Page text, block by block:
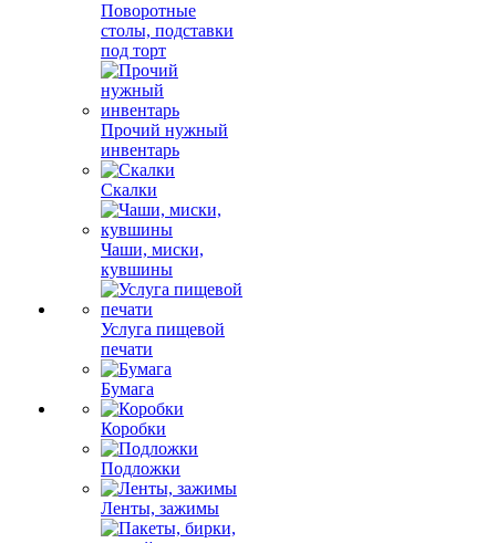
Поворотные
столы, подставки
под торт
Прочий нужный
инвентарь
Скалки
Чаши, миски,
кувшины
Услуга пищевой
печати
Бумага
Коробки
Подложки
Ленты, зажимы